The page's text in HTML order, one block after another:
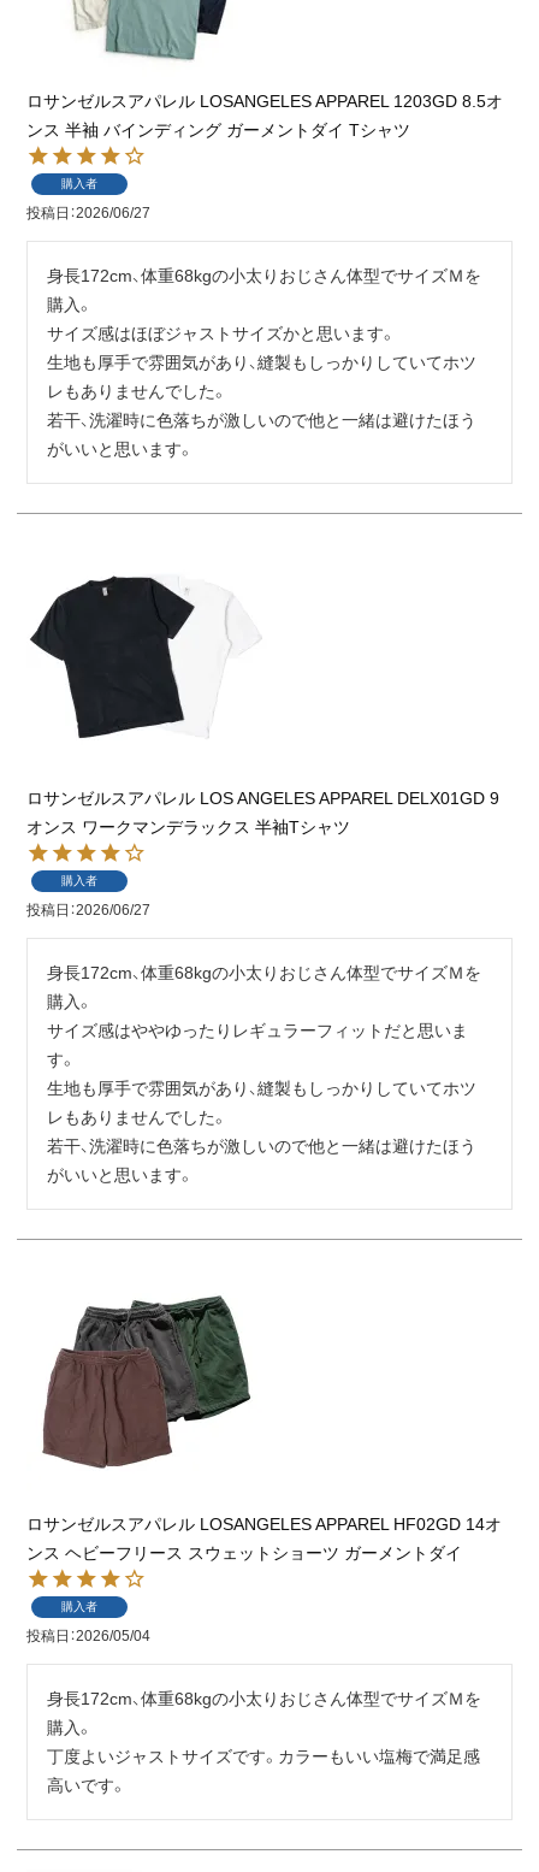
ロサンゼルスアパレル LOSANGELES APPAREL 1203GD 8.5オ
ンス 半袖 バインディング ガーメントダイ Tシャツ
購入者
投稿日 2026/06/27
身長172cm、体重68kgの小太りおじさん体型でサイズＭを
購入。
サイズ感はほぼジャストサイズかと思います。
生地も厚手で雰囲気があり、縫製もしっかりしていてホツ
レもありませんでした。
若干、洗濯時に色落ちが激しいので他と一緒は避けたほう
がいいと思います。
ロサンゼルスアパレル LOS ANGELES APPAREL DELX01GD 9
オンス ワークマンデラックス 半袖Tシャツ
購入者
投稿日 2026/06/27
身長172cm、体重68kgの小太りおじさん体型でサイズＭを
購入。
サイズ感はややゆったりレギュラーフィットだと思いま
す。
生地も厚手で雰囲気があり、縫製もしっかりしていてホツ
レもありませんでした。
若干、洗濯時に色落ちが激しいので他と一緒は避けたほう
がいいと思います。
ロサンゼルスアパレル LOSANGELES APPAREL HF02GD 14オ
ンス ヘビーフリース スウェットショーツ ガーメントダイ
購入者
投稿日 2026/05/04
身長172cm、体重68kgの小太りおじさん体型でサイズＭを
購入。
丁度よいジャストサイズです。カラーもいい塩梅で満足感
高いです。